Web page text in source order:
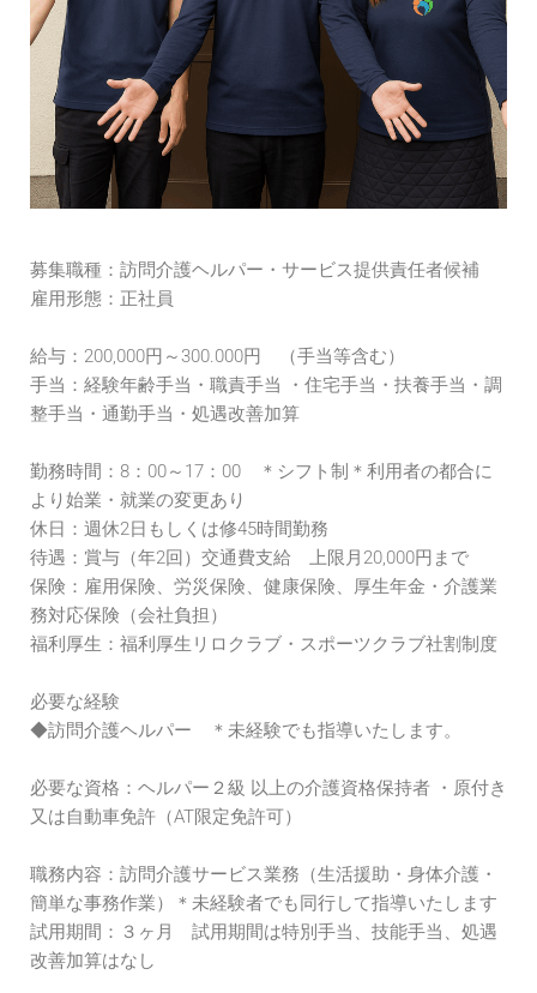
募集職種：訪問介護ヘルパー・サービス提供責任者候補
雇用形態：正社員
給与：200,000円～300.000円 （手当等含む）
手当：経験年齢手当・職責手当 ・住宅手当・扶養手当・調
整手当・通勤手当・処遇改善加算
勤務時間：8：00～17：00 ＊シフト制＊利用者の都合に
より始業・就業の変更あり
休日：週休2日もしくは修45時間勤務
待遇：賞与（年2回）交通費支給 上限月20,000円まで
保険：雇用保険、労災保険、健康保険、厚生年金・介護業
務対応保険（会社負担）
福利厚生：福利厚生リロクラブ・スポーツクラブ社割制度
必要な経験
◆訪問介護ヘルパー ＊未経験でも指導いたします。
必要な資格：ヘルパー２級 以上の介護資格保持者 ・原付き
又は自動車免許（AT限定免許可）
職務内容：訪問介護サービス業務（生活援助・身体介護・
簡単な事務作業）＊未経験者でも同行して指導いたします
試用期間：３ヶ月 試用期間は特別手当、技能手当、処遇
改善加算はなし